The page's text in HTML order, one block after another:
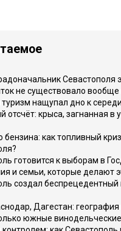
Севастополя
не существовало вообще
нащупал дно к
отсчёт: крыса, загнанная в
бензина: как топливный
готовится к выборам в
и семьи, которые делают
создал
Дагестан:
южные